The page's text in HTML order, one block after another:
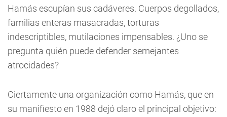
Hamás escupían sus cadáveres. Cuerpos degollados,
familias enteras masacradas, torturas
indescriptibles, mutilaciones impensables. ¿Uno se
pregunta quién puede defender semejantes
atrocidades?
Ciertamente una organización como Hamás, que en
su manifiesto en 1988 dejó claro el principal objetivo: